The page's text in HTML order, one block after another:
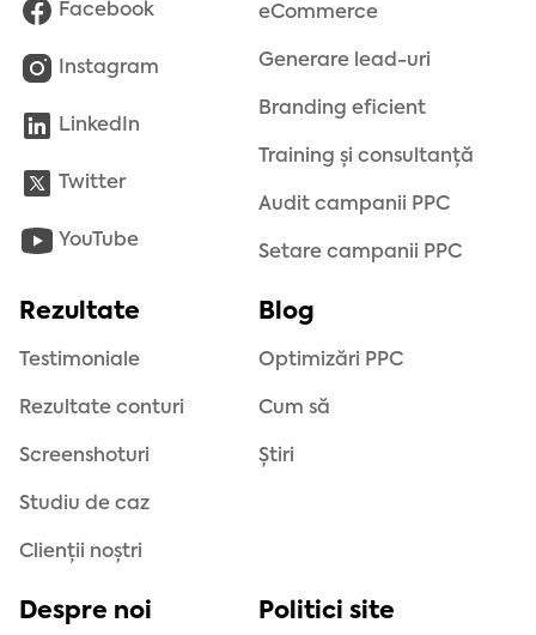
Facebook
Instagram
LinkedIn
Twitter
YouTube
eCommerce
Generare lead-uri
Branding eficient
Training și consultanță
Audit campanii PPC
Setare campanii PPC
Rezultate
Testimoniale
Rezultate conturi
Screenshoturi
Studiu de caz
Clienții noștri
Blog
Optimizări PPC
Cum să
Știri
Despre noi Politici site